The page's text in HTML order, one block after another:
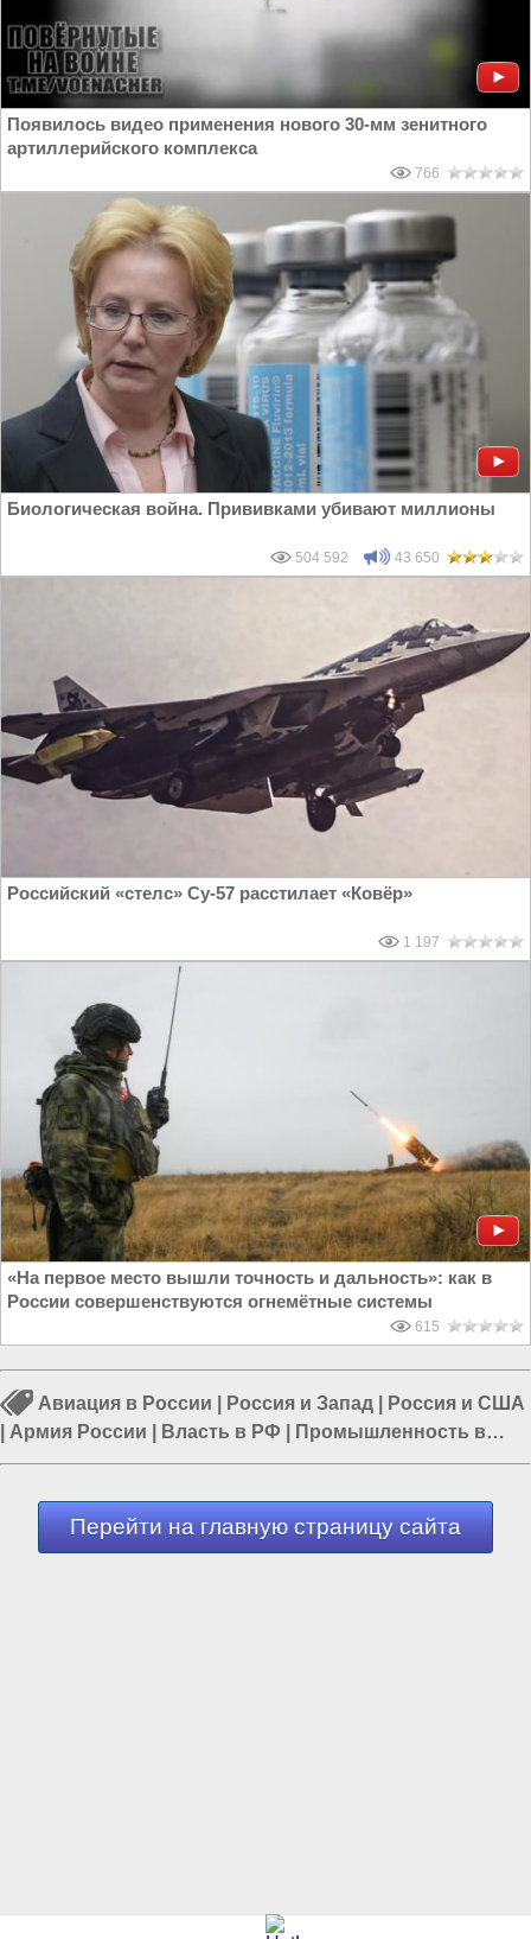
Появилось видео применения нового 30-мм зенитного
артиллерийского комплекса
766
Биологическая война. Прививками убивают миллионы
504 592 43 650
Российский «стелс» Су-57 расстилает «Ковёр»
1 197
«На первое место вышли точность и дальность»: как в
России совершенствуются огнемётные системы
615
Авиация в России Россия и Запад
Россия и США
Армия России Власть в РФ
Промышленность в
России|Россия и Евразия
Перейти на главную страницу сайта